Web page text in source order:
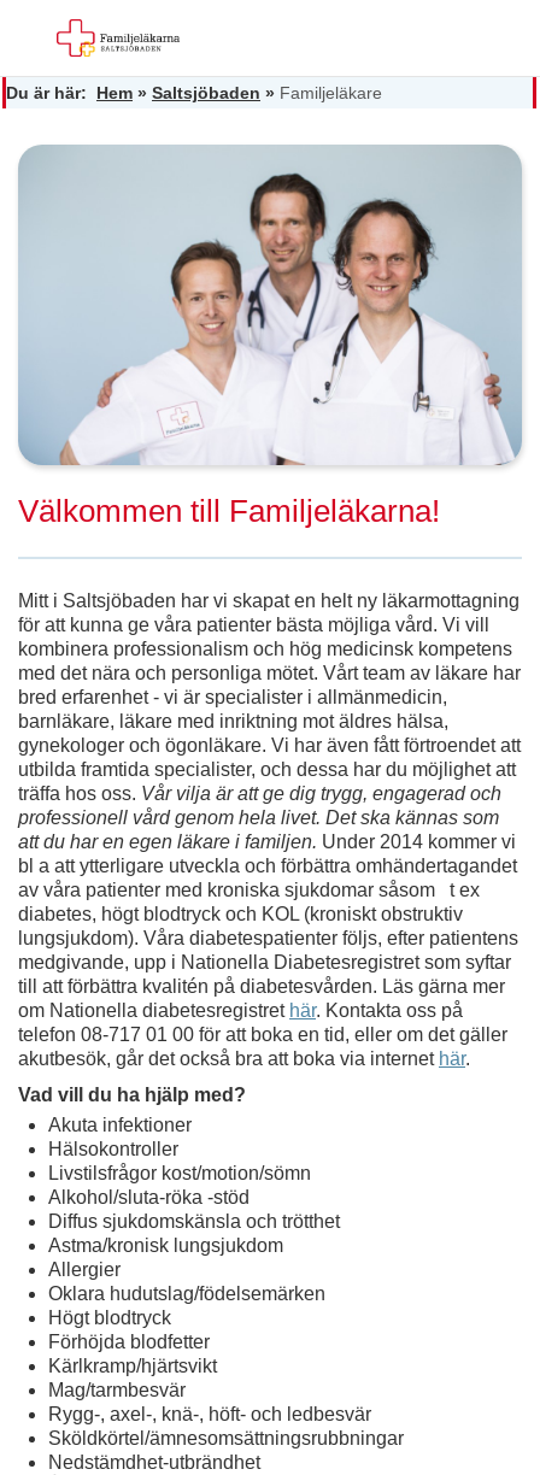
Du är här: Hem » Saltsjöbaden » Familjeläkare
Välkommen till Familjeläkarna!
Mitt i Saltsjöbaden har vi skapat en helt ny läkarmottagning
för att kunna ge våra patienter bästa möjliga vård. Vi vill
kombinera professionalism och hög medicinsk kompetens
med det nära och personliga mötet. Vårt team av läkare har
bred erfarenhet - vi är specialister i allmänmedicin,
barnläkare, läkare med inriktning mot äldres hälsa,
gynekologer och ögonläkare. Vi har även fått förtroendet att
utbilda framtida specialister, och dessa har du möjlighet att
träffa hos oss. Vår vilja är att ge dig trygg, engagerad och
professionell vård genom hela livet. Det ska kännas som
att du har en egen läkare i familjen. Under 2014 kommer vi
bl a att ytterligare utveckla och förbättra omhändertagandet
av våra patienter med kroniska sjukdomar såsom t ex
diabetes, högt blodtryck och KOL (kroniskt obstruktiv
lungsjukdom). Våra diabetespatienter följs, efter patientens
medgivande, upp i Nationella Diabetesregistret som syftar
till att förbättra kvalitén på diabetesvården. Läs gärna mer
om Nationella diabetesregistret här. Kontakta oss på
telefon 08-717 01 00 för att boka en tid, eller om det gäller
akutbesök, går det också bra att boka via internet här.
Vad vill du ha hjälp med?
Akuta infektioner
Hälsokontroller
Livstilsfrågor kost/motion/sömn
Alkohol/sluta-röka -stöd
Diffus sjukdomskänsla och trötthet
Astma/kronisk lungsjukdom
Allergier
Oklara hudutslag/födelsemärken
Högt blodtryck
Förhöjda blodfetter
Kärlkramp/hjärtsvikt
Mag/tarmbesvär
Rygg-, axel-, knä-, höft- och ledbesvär
Sköldkörtel/ämnesomsättningsrubbningar
Nedstämdhet-utbrändhet